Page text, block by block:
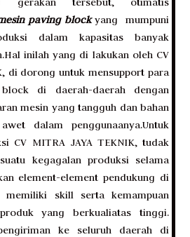
paving blockyang mumpuni
dalam kapasitas banyak
inilah yang di lakukan oleh CV
di dorong untuk mensupport para
di daerah-daerah dengan
mesin yang tangguh dan bahan
dalam penggunaanya.Untuk
CV MITRA JAYA TEKNIK, tudak
kegagalan produksi selama
element-element pendukung di
memiliki skill serta kemampuan
yang berkualiatas tinggi.
ke seluruh daerah di